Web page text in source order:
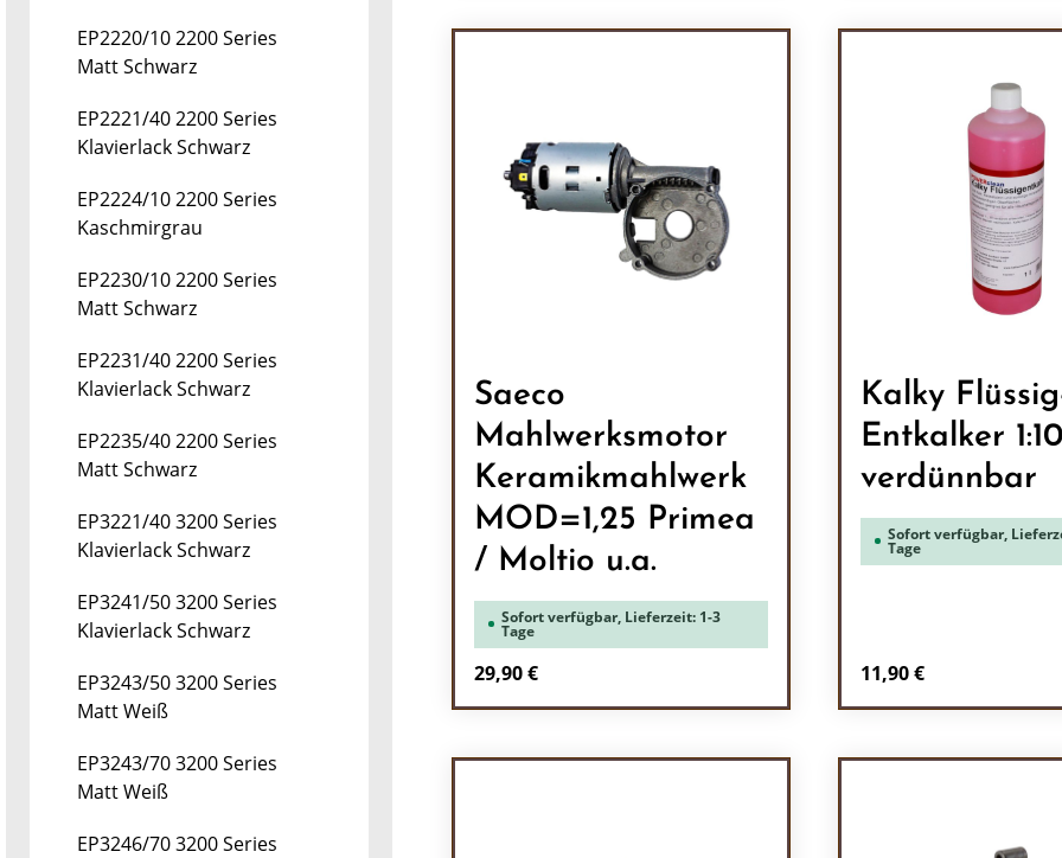
EP2220/10 2200 Series
Matt Schwarz
EP2221/40 2200 Series
Klavierlack Schwarz
EP2224/10 2200 Series
Kaschmirgrau
EP2230/10 2200 Series
Matt Schwarz
EP2231/40 2200 Series
Klavierlack Schwarz
EP2235/40 2200 Series
Matt Schwarz
EP3221/40 3200 Series
Klavierlack Schwarz
EP3241/50 3200 Series
Klavierlack Schwarz
EP3243/50 3200 Series
Matt Weiß
EP3243/70 3200 Series
Matt Weiß
EP3246/70 3200 Series
Saeco
Mahlwerksmotor
Keramikmahlwerk
MOD=1,25 Primea
/ Moltio u.a.
Sofort verfügbar, Lieferzeit: 1-3
Tage
Regulärer Preis:
29,90 €
Kalky
Entkalker 1:10
verdünnbar
Sofort verfügbar,
Tage
Regulärer Preis:
11,90 €